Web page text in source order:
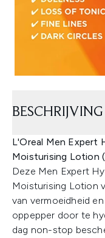
BESCHRIJVING
L'Oreal Men Expert
Moisturising Lotion
Deze Men Expert
Moisturising Lotion
van vermoeidheid
oppepper door te
dag non-stop